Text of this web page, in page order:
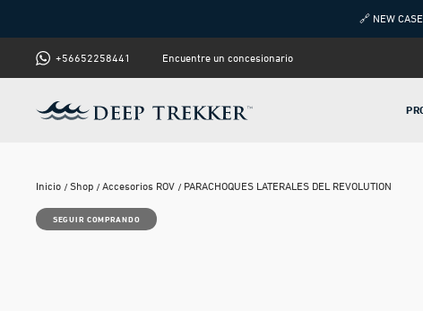
🔗 NEW
+56652258441 Encuentre un concesionario
Inicio Shop Accesorios ROV PARACHOQUES LATERALES DEL REVOLUTION
SEGUIR COMPRANDO